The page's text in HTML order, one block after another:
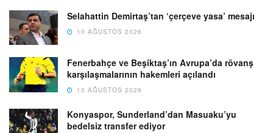
Selahattin Demirtaş’tan ‘çerçeve yasa’ mesajı
10 AĞUSTOS 2026
Fenerbahçe ve Beşiktaş’ın Avrupa’da rövanş
karşılaşmalarının hakemleri açılandı
10 AĞUSTOS 2026
Konyaspor, Sunderland’dan Masuaku’yu
bedelsiz transfer ediyor